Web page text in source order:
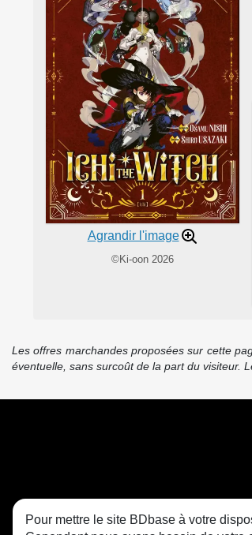
Agrandir l'image
©Ki-oon 2026
Les offres marchandes proposées sur cette
éventuelle, sans surcoût de la part du visiteur.
Pour mettre le site BDbase à votre